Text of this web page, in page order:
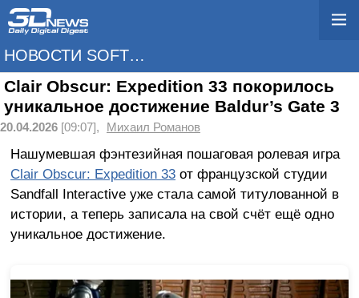
НОВОСТИ SOFTWARE
Clair Obscur: Expedition 33 покорилось
уникальное достижение Baldur’s Gate 3
20.04.2026 [09:07], Михаил Романов
Нашумевшая фэнтезийная пошаговая ролевая игра
Clair Obscur: Expedition 33от французской студии
Sandfall Interactive уже стала самой титулованной в
истории, а теперь записала на свой счёт ещё одно
уникальное достижение.